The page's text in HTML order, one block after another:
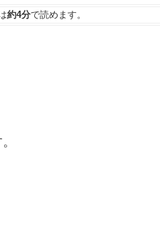
約4分で読めます。